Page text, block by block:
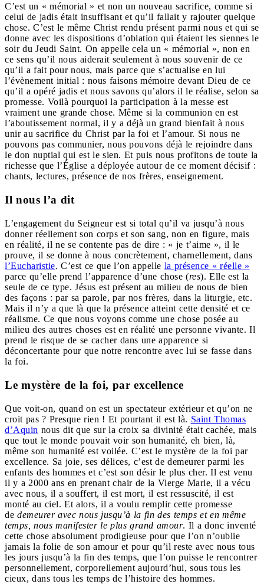
C’est un « mémorial » et non un nouveau sacrifice, comme si
celui de jadis était insuffisant et qu’il fallait y rajouter quelque
chose. C’est le même Christ rendu présent parmi nous et qui se
donne avec les dispositions d’oblation qui étaient les siennes le
soir du Jeudi Saint. On appelle cela un « mémorial », non en
ce sens qu’il nous aiderait seulement à nous souvenir de ce
qu’il a fait pour nous, mais parce que s’actualise en lui
l’évènement initial : nous faisons mémoire devant Dieu de ce
qu’il a opéré jadis et nous savons qu’alors il le réalise, selon sa
promesse. Voilà pourquoi la participation à la messe est
vraiment une grande chose. Même si la communion en est
l’aboutissement normal, il y a déjà un grand bienfait à nous
unir au sacrifice du Christ par la foi et l’amour. Si nous ne
pouvons pas communier, nous pouvons déjà le rejoindre dans
le don nuptial qui est le sien. Et puis nous profitons de toute la
richesse que l’Église a déployée autour de ce moment décisif :
chants, lectures, présence de nos frères, enseignement.
Il nous l’a dit
L’engagement du Seigneur est si total qu’il va jusqu’à nous
donner réellement son corps et son sang, non en figure, mais
en réalité, il ne se contente pas de dire : « je t’aime », il le
prouve, il se donne à nous concrètement, charnellement, dans
l’Eucharistie. C’est ce que l’on appelle la présence « réelle »
parce qu’elle prend l’apparence d’une chose (res). Elle est la
seule de ce type. Jésus est présent au milieu de nous de bien
des façons : par sa parole, par nos frères, dans la liturgie, etc.
Mais il n’y a que là que la présence atteint cette densité et ce
réalisme. Ce que nous voyons comme une chose posée au
milieu des autres choses est en réalité une personne vivante. Il
prend le risque de se cacher dans une apparence si
déconcertante pour que notre rencontre avec lui se fasse dans
la foi.
Le mystère de la foi, par excellence
Que voit-on, quand on est un spectateur extérieur et qu’on ne
croit pas ? Presque rien ! Et pourtant il est là. Saint Thomas
d’Aquin nous dit que sur la croix sa divinité était cachée, mais
que tout le monde pouvait voir son humanité, eh bien, là,
même son humanité est voilée. C’est le mystère de la foi par
excellence. Sa joie, ses délices, c’est de demeurer parmi les
enfants des hommes et c’est son désir le plus cher. Il est venu
il y a 2000 ans en prenant chair de la Vierge Marie, il a vécu
avec nous, il a souffert, il est mort, il est ressuscité, il est
monté au ciel. Et alors, il a voulu remplir cette promesse
de demeurer avec nous jusqu’à la fin des temps et en même
temps, nous manifester le plus grand amour. Il a donc inventé
cette chose absolument prodigieuse pour que l’on n’oublie
jamais la folie de son amour et pour qu’il reste avec nous tous
les jours jusqu’à la fin des temps, que l’on puisse le rencontrer
personnellement, corporellement aujourd’hui, sous tous les
cieux, dans tous les temps de l’histoire des hommes.